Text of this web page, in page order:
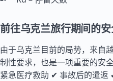
前往乌克兰旅行期间的
由于乌克兰目前的局势，来自
制性要求，也是一项重要的安
紧急医疗救助 ✔ 事故后的遣返